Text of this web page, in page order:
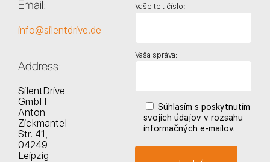
Email:
info@silentdrive.de
Address:
SilentDrive
GmbH
Anton -
Zickmantel -
Str. 41,
04249
Leipzig
Vaše tel. číslo:
Vaša správa:
Súhlasím s poskytnutím
svojich údajov v rozsahu
informačných e-mailov.